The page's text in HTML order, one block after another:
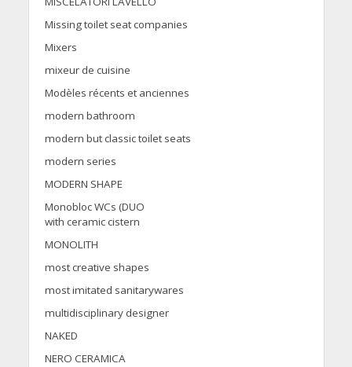
Missing toilet seat companies
Mixers
mixeur de cuisine
Modèles récents et anciennes
modern bathroom
modern but classic toilet seats
modern series
MODERN SHAPE
Monobloc WCs (DUO
with ceramic cistern
MONOLITH
most creative shapes
most imitated sanitarywares
multidisciplinary designer
NAKED
NERO CERAMICA